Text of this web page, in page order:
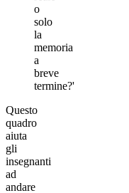
o
solo
la
memoria
a
breve
termine?'
Questo
quadro
aiuta
gli
insegnanti
ad
andare